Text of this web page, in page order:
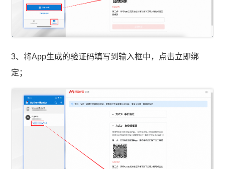
3、将App生成的验证码填写到输入框中，点击立即绑
定；